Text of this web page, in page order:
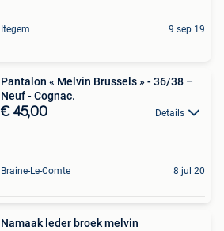
Itegem 9 sep 19
Pantalon « Melvin Brussels » - 36/38 –
Neuf - Cognac.
€ 45,00 Details
Braine-Le-Comte 8 jul 20
Namaak leder broek melvin